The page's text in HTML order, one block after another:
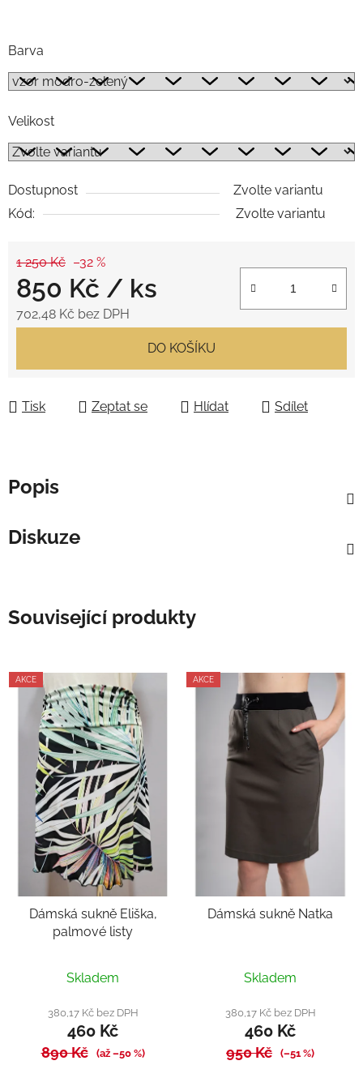
Barva
Velikost
Dostupnost
Zvolte variantu
Kód:
Zvolte variantu
1 250 Kč –32 %
850 Kč / ks
702,48 Kč bez DPH
DO KOŠÍKU
Tisk Zeptat se Hlídat Sdílet
Popis
Diskuze
Související produkty
AKCE
Dámská sukně Eliška,
palmové listy
Skladem
380,17 Kč bez DPH
460 Kč
890 Kč (až –50 %)
AKCE
Dámská sukně Natka
hodnocení
produktu
je
4,0
Skladem
380,17 Kč bez DPH
460 Kč
950 Kč (–51 %)